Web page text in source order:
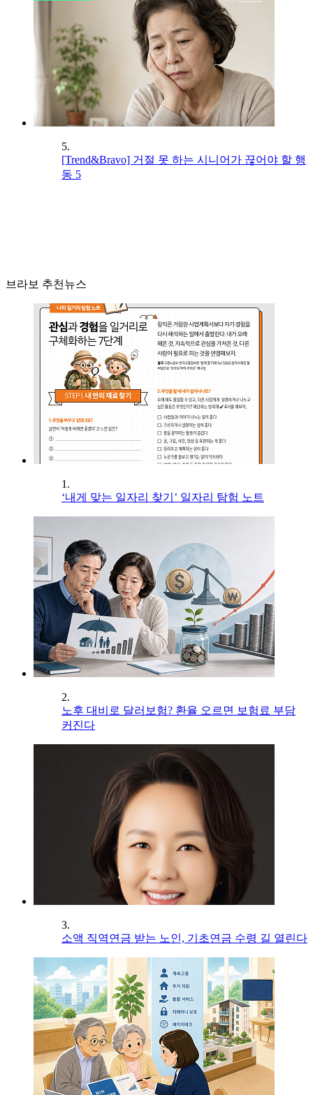
5.
[Trend&Bravo] 거절 못 하는 시니어가 끊어야 할 행
동 5
브라보 추천뉴스
1.
‘내게 맞는 일자리 찾기’ 일자리 탐험 노트
2.
노후 대비로 달러보험? 환율 오르면 보험료 부담
커진다
3.
소액 직역연금 받는 노인, 기초연금 수령 길 열린다